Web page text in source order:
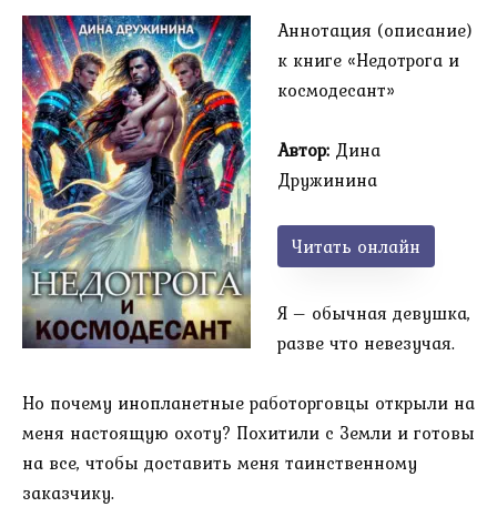
Аннотация (описание)
к книге «Недотрога и
космодесант»
Автор: Дина
Дружинина
Читать онлайн
Я – обычная девушка,
разве что невезучая.
Но почему инопланетные работорговцы открыли на
меня настоящую охоту? Похитили с Земли и готовы
на все, чтобы доставить меня таинственному
заказчику.